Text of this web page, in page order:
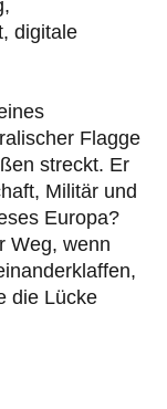
digitale
Flagge
streckt. Er
Militär und
Europa?
Weg, wenn
die Lücke